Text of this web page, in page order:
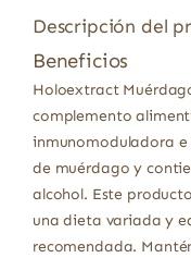
Descripción del
Beneficios
Holoextract
complemento
inmunomoduladora
de muérdago y
alcohol. Este
una dieta variada y
recomendada.